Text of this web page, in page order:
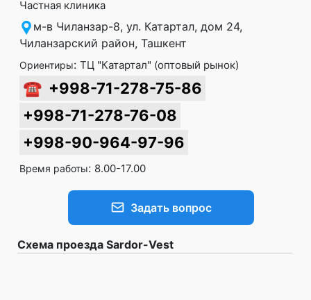
Частная клиника
м-в Чиланзар-8, ул. Катартал, дом 24,
Чиланзарский район, Ташкент
Ориентиры: ТЦ "Катартал" (оптовый рынок)
☎ +998-71-278-75-86
+998-71-278-76-08
+998-90-964-97-96
Время работы: 8.00-17.00
Задать вопрос
Схема проезда Sardor-Vest